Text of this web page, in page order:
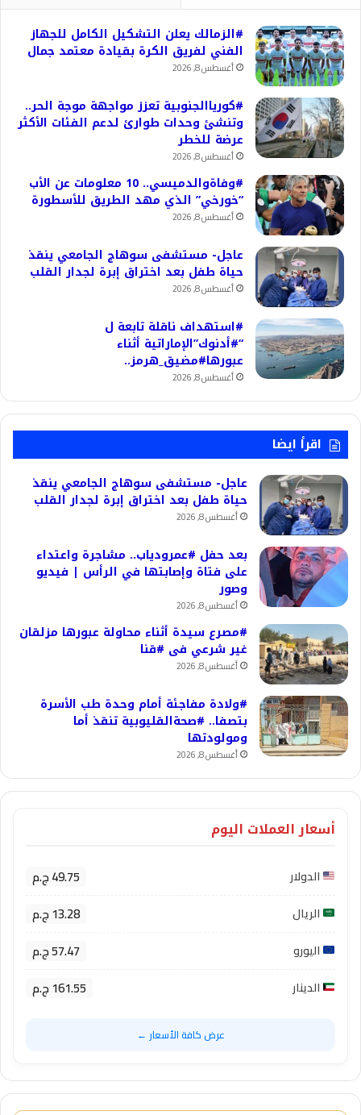
#الزمالك يعلن التشكيل الكامل للجهاز
الفني لفريق الكرة بقيادة معتمد جمال
أغسطس 8, 2026
#كورياالجنوبية تعزز مواجهة موجة الحر..
وتنشئ وحدات طوارئ لدعم الفئات الأكثر
عرضة للخطر
أغسطس 8, 2026
#وفاةوالدميسي.. 10 معلومات عن الأب
“خورخي” الذي مهد الطريق للأسطورة
أغسطس 8, 2026
عاجل- مستشفى سوهاج الجامعي ينقذ
حياة طفل بعد اختراق إبرة لجدار القلب
أغسطس 8, 2026
#استهداف ناقلة تابعة ل
“#أدنوك”الإماراتية أثناء
عبورها#مضيق_هرمز..
أغسطس 8, 2026
اقرأ ايضا
عاجل- مستشفى سوهاج الجامعي ينقذ
حياة طفل بعد اختراق إبرة لجدار القلب
أغسطس 8, 2026
بعد حفل #عمرودياب.. مشاجرة واعتداء
على فتاة وإصابتها في الرأس | فيديو
وصور
أغسطس 8, 2026
#مصرع سيدة أثناء محاولة عبورها مزلقان
غير شرعي فى #قنا
أغسطس 8, 2026
#ولادة مفاجئة أمام وحدة طب الأسرة
بتصفا.. #صحةالقليوبية تنقذ أما
ومولودتها
أغسطس 8, 2026
أسعار العملات اليوم
الدولار 49.75 ج.م
الريال 13.28 ج.م
اليورو 57.47 ج.م
الدينار 161.55 ج.م
عرض كافة الأسعار ←